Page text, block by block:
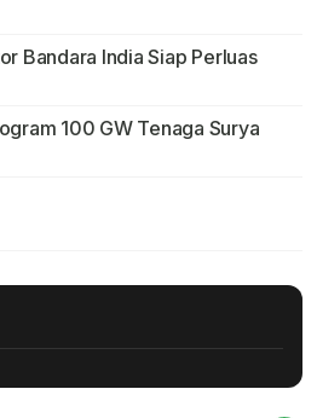
Bandara India Siap Perluas
100 GW Tenaga Surya